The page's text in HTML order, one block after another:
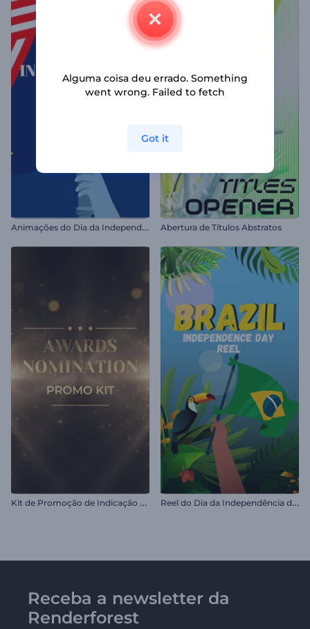
A
nimações do Dia da Independência dos EUA Abertura de Títulos Abstratos
K
it de Promoção de Indicação para Prêmios R
eel do Dia da Independência do Brasil
Receba a newsletter da
Renderforest
Alguma coisa deu errado. Something
went wrong. Failed to fetch
Got it